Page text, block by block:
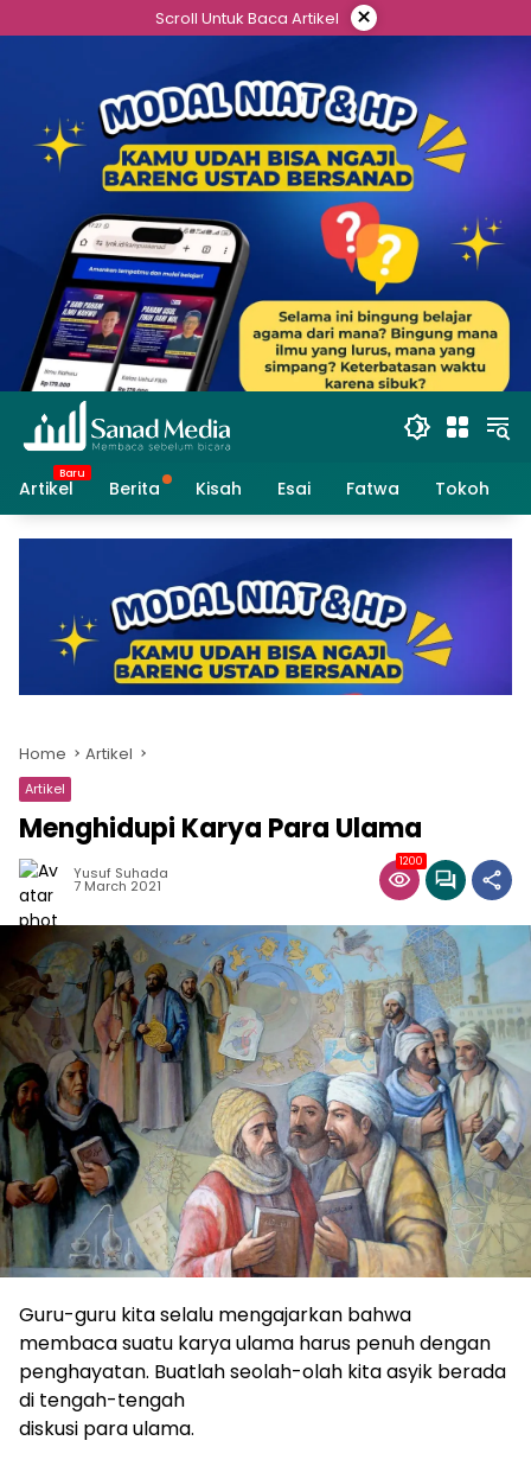
to
Scroll Untuk Baca Artikel ×
Artikel Berita Kisah Esai Fatwa Tokoh
Home Artikel
Artikel
Menghidupi Karya Para Ulama
Yusuf Suhada
7 March 2021
1200
Guru-guru kita selalu mengajarkan bahwa
membaca suatu karyaulama harus penuh dengan
penghayatan. Buatlah seolah-olah kita asyik berada
di tengah-tengah
diskusi para ulama.